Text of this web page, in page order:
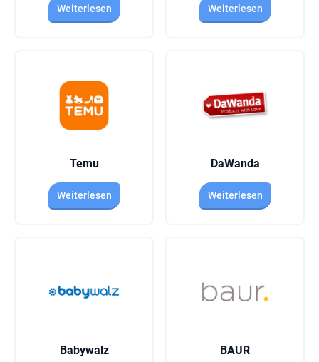
Weiterlesen Weiterlesen
Temu
Weiterlesen
DaWanda
Weiterlesen
Babywalz BAUR